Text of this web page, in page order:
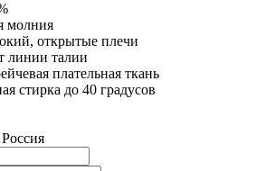
молния
открытые плечи
линии талии
плательная ткань
стирка до 40 градусов
Россия